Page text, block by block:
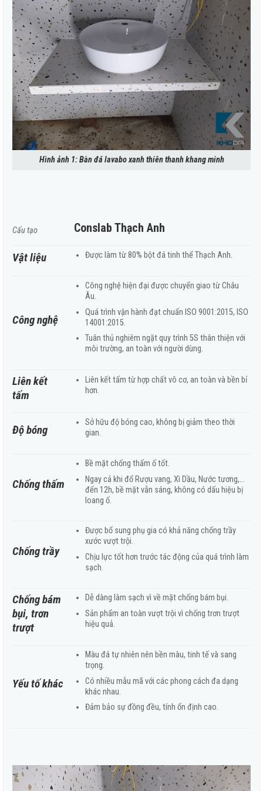
Hình ảnh 1: Bàn đá lavabo xanh thiên thanh khang minh
Cấu tạo Conslab Thạch Anh
Vật liệu Được làm từ 80% bột đá tinh thể Thạch Anh.
Công nghệ
Công nghệ hiện đại được chuyển giao từ Châu
Âu.
Quá trình vận hành đạt chuẩn ISO 9001:2015, ISO
14001:2015.
Tuân thủ nghiêm ngặt quy trình 5S thân thiện với
môi trường, an toàn với người dùng.
Liên kết
tấm
Liên kết tấm từ hợp chất vô cơ, an toàn và bền bỉ
hơn.
Độ bóng
Sở hữu độ bóng cao, không bị giảm theo thời
gian.
Chống thấm
Bề mặt chống thấm ố tốt.
Ngay cả khi đổ Rượu vang, Xì Dầu, Nước tương,…
đến 12h, bề mặt vẫn sáng, không có dấu hiệu bị
loang ố.
Chống trầy
Được bổ sung phụ gia có khả năng chống trầy
xước vượt trội.
Chịu lực tốt hơn trước tác động của quá trình làm
sạch.
Chống bám
bụi, trơn
trượt
Dễ dàng làm sạch vì về mặt chống bám bụi.
Sản phẩm an toàn vượt trội vì chống trơn trượt
hiệu quả.
Yếu tố khác
Màu đá tự nhiên nên bền màu, tinh tế và sang
trọng.
Có nhiều mẫu mã với các phong cách đa dạng
khác nhau.
Đảm bảo sự đồng đều, tính ổn định cao.